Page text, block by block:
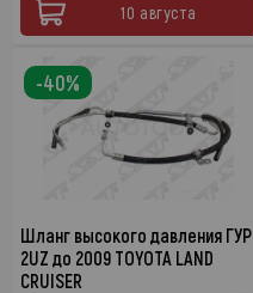
10 августа
Шланг высокого давления ГУР
2UZ до 2009 TOYOTA LAND
CRUISER
-40%